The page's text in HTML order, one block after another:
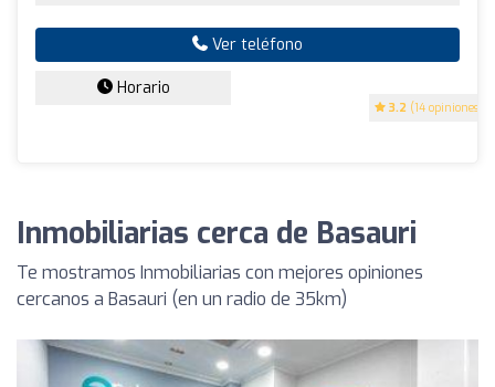
3.2 (14 opiniones)
Ver teléfono
Horario
Inmobiliarias cerca de Basauri
Te mostramos Inmobiliarias con mejores opiniones
cercanos a Basauri (en un radio de 35km)